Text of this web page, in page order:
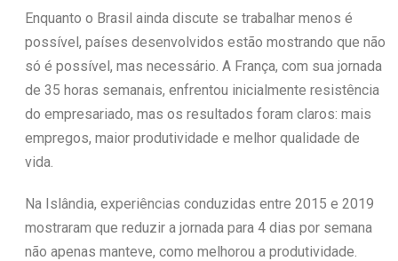
Enquanto o Brasil ainda discute se trabalhar menos é
possível, países desenvolvidos estão mostrando que não
só é possível, mas necessário. A França, com sua jornada
de 35 horas semanais, enfrentou inicialmente resistência
do empresariado, mas os resultados foram claros: mais
empregos, maior produtividade e melhor qualidade de
vida.
Na Islândia, experiências conduzidas entre 2015 e 2019
mostraram que reduzir a jornada para 4 dias por semana
não apenas manteve, como melhorou a produtividade.